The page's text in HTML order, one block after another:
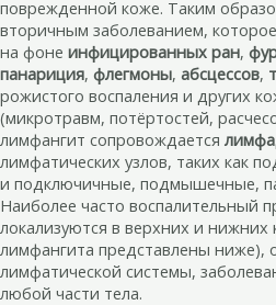
поврежденной коже. Таким
вторичным заболеванием,
на фоне инфицированных ран,
панариция, флегмоны, абсцессов,
рожистого воспаления и других
(микротравм, потёртостей,
лимфангит сопровождается
лимфатических узлов, таких как
и подключичные, подмышечные,
Наиболее часто воспалительный
локализуются в верхних и нижних
лимфангита представлены ниже),
лимфатической системы,
любой части тела.